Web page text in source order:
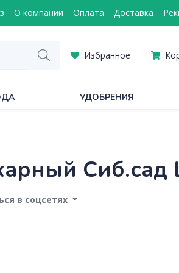
О компании Оплата Доставка
Избранное
УДОБРЕНИЯ
Сиб.сад
в соцсетях